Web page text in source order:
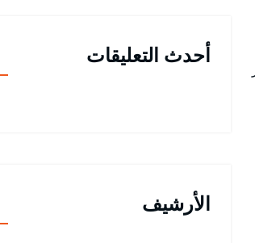
أحدث التعليقات
الأرشيف